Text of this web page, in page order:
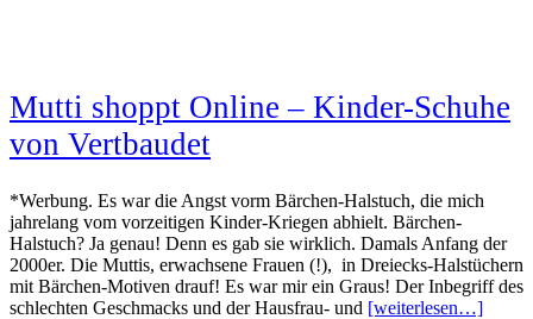
Mutti shoppt Online – Kinder-Schuhe
von Vertbaudet
*Werbung. Es war die Angst vorm Bärchen-Halstuch, die mich
jahrelang vom vorzeitigen Kinder-Kriegen abhielt. Bärchen-
Halstuch? Ja genau! Denn es gab sie wirklich. Damals Anfang der
2000er. Die Muttis, erwachsene Frauen (!), in Dreiecks-Halstüchern
mit Bärchen-Motiven drauf! Es war mir ein Graus! Der Inbegriff des
schlechten Geschmacks und der Hausfrau- und [weiterlesen…]